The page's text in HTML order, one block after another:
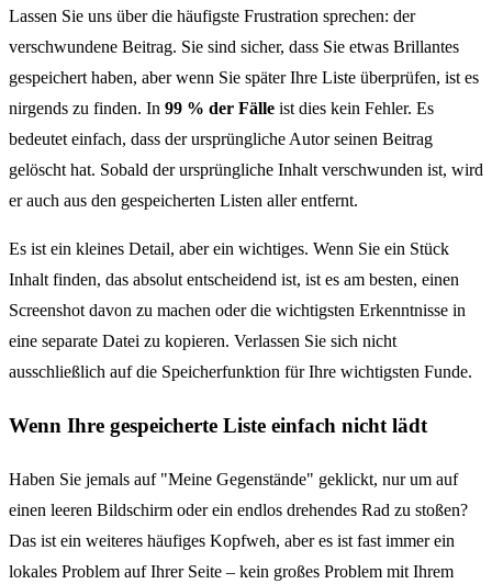
Lassen Sie uns über die häufigste Frustration sprechen: der
verschwundene Beitrag. Sie sind sicher, dass Sie etwas Brillantes
gespeichert haben, aber wenn Sie später Ihre Liste überprüfen, ist es
nirgends zu finden. In 99 % der Fälle ist dies kein Fehler. Es
bedeutet einfach, dass der ursprüngliche Autor seinen Beitrag
gelöscht hat. Sobald der ursprüngliche Inhalt verschwunden ist, wird
er auch aus den gespeicherten Listen aller entfernt.
Es ist ein kleines Detail, aber ein wichtiges. Wenn Sie ein Stück
Inhalt finden, das absolut entscheidend ist, ist es am besten, einen
Screenshot davon zu machen oder die wichtigsten Erkenntnisse in
eine separate Datei zu kopieren. Verlassen Sie sich nicht
ausschließlich auf die Speicherfunktion für Ihre wichtigsten Funde.
Wenn Ihre gespeicherte Liste einfach nicht lädt
Haben Sie jemals auf "Meine Gegenstände" geklickt, nur um auf
einen leeren Bildschirm oder ein endlos drehendes Rad zu stoßen?
Das ist ein weiteres häufiges Kopfweh, aber es ist fast immer ein
lokales Problem auf Ihrer Seite – kein großes Problem mit Ihrem